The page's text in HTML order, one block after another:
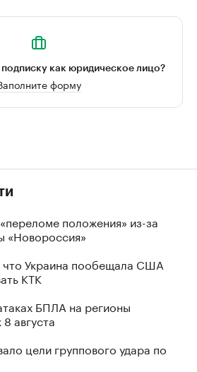
как юридическое лицо?
форму
положения» из-за
«Новороссия»
что Украина пообещала США
КТК
БПЛА на регионы
августа
цели группового удара по